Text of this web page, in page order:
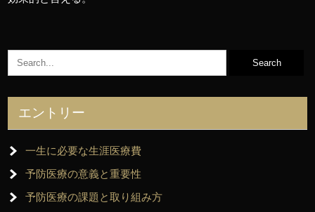
エントリー
一生に必要な生涯医療費
予防医療の意義と重要性
予防医療の課題と取り組み方